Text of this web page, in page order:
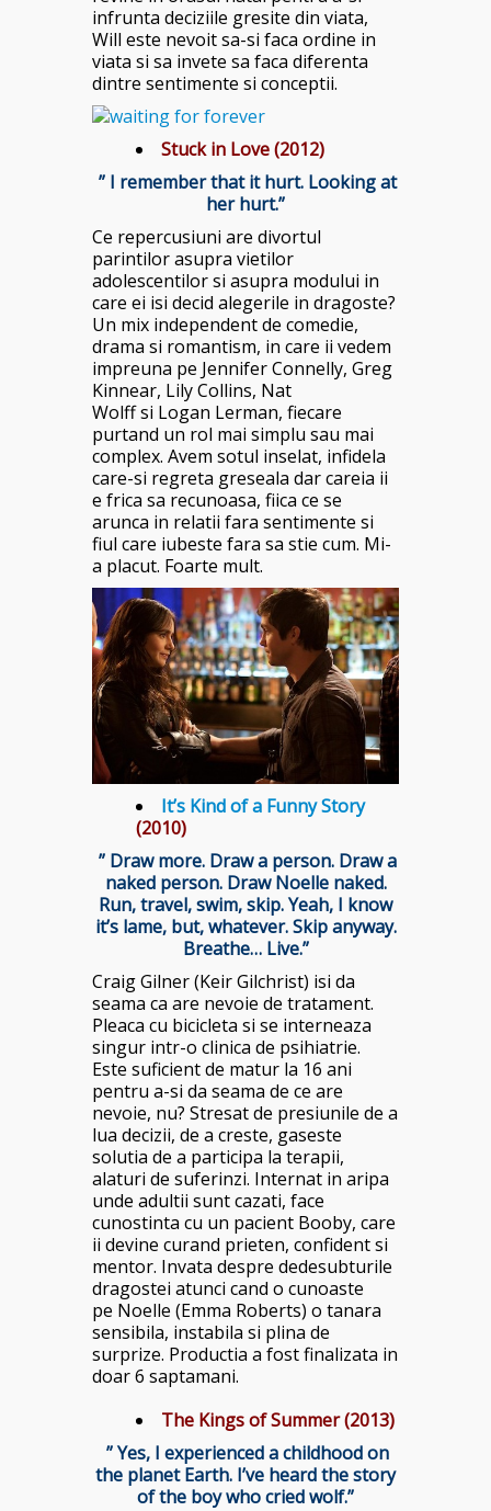
infrunta deciziile gresite din viata,
Will este nevoit sa-si faca ordine in
viata si sa invete sa faca diferenta
dintre sentimente si conceptii.
Stuck in Love (2012)
” I remember that it hurt. Looking at
her hurt.”
Ce repercusiuni are divortul
parintilor asupra vietilor
adolescentilor si asupra modului in
care ei isi decid alegerile in dragoste?
Un mix independent de comedie,
drama si romantism, in care ii vedem
impreuna pe Jennifer Connelly, Greg
Kinnear, Lily Collins, Nat
Wolff si Logan Lerman, fiecare
purtand un rol mai simplu sau mai
complex. Avem sotul inselat, infidela
care-si regreta greseala dar careia ii
e frica sa recunoasa, fiica ce se
arunca in relatii fara sentimente si
fiul care iubeste fara sa stie cum. Mi-
a placut. Foarte mult.
It’s Kind of a Funny Story
(2010)
” Draw more. Draw a person. Draw a
naked person. Draw Noelle naked.
Run, travel, swim, skip. Yeah, I know
it’s lame, but, whatever. Skip anyway.
Breathe… Live.”
Craig Gilner (Keir Gilchrist) isi da
seama ca are nevoie de tratament.
Pleaca cu bicicleta si se interneaza
singur intr-o clinica de psihiatrie.
Este suficient de matur la 16 ani
pentru a-si da seama de ce are
nevoie, nu? Stresat de presiunile de a
lua decizii, de a creste, gaseste
solutia de a participa la terapii,
alaturi de suferinzi. Internat in aripa
unde adultii sunt cazati, face
cunostinta cu un pacient Booby, care
ii devine curand prieten, confident si
mentor. Invata despre dedesubturile
dragostei atunci cand o cunoaste
pe Noelle (Emma Roberts) o tanara
sensibila, instabila si plina de
surprize. Productia a fost finalizata in
doar 6 saptamani.
The Kings of Summer (2013)
” Yes, I experienced a childhood on
the planet Earth. I’ve heard the story
of the boy who cried wolf.”